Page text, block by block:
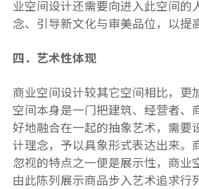
业空间设计还需要向进入此空间的
念、引导新文化与审美品位，以提
四．艺术性体现
商业空间设计较其它空间相比，更
空间本身是一门把建筑、经营者、
好地融合在一起的抽象艺术，需要
计理念，予以具象形式表达出来。
忽视的特点之一便是展示性，商业
由此陈列展示商品步入艺术追求行